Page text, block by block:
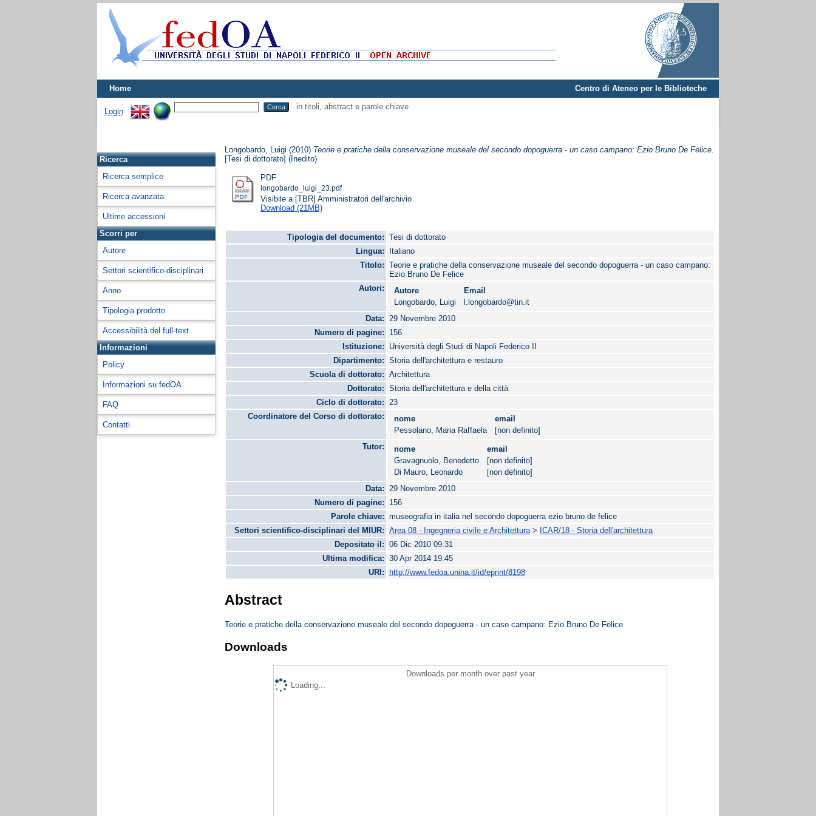
Home Centro di Ateneo per le Biblioteche
Login
in titoli, abstract e parole chiave
Ricerca
Ricerca semplice
Ricerca avanzata
Ultime accessioni
Scorri per
Autore
Settori scientifico-disciplinari
Anno
Tipologia prodotto
Accessibilità del full-text
Informazioni
Policy
Informazioni su fedOA
FAQ
Contatti
Longobardo, Luigi (2010) Teorie e pratiche della conservazione museale del secondo dopoguerra - un caso campano: Ezio Bruno De Felice.
[Tesi di dottorato] (Inedito)
PDF
longobardo_luigi_23.pdf
Visibile a [TBR] Amministratori dell'archivio
Download (21MB)
Tipologia del documento:
Tesi di dottorato
Lingua:
Italiano
Titolo:
Teorie e pratiche della conservazione museale del secondo dopoguerra - un caso campano:
Ezio Bruno De Felice
Autori:
Autore
Email
Longobardo, Luigi
l.longobardo@tin.it
Data:
29 Novembre 2010
Numero di pagine:
156
Istituzione:
Università degli Studi di Napoli Federico II
Dipartimento:
Storia dell'architettura e restauro
Scuola di dottorato:
Architettura
Dottorato:
Storia dell'architettura e della città
Ciclo di dottorato:
23
Coordinatore del Corso di dottorato:
nome
email
Pessolano, Maria Raffaela
[non definito]
Tutor:
nome
email
Gravagnuolo, Benedetto
[non definito]
Di Mauro, Leonardo
[non definito]
Data:
29 Novembre 2010
Numero di pagine:
156
Parole chiave:
museografia in italia nel secondo dopoguerra ezio bruno de felice
Settori scientifico-disciplinari del MIUR:
Area 08 - Ingegneria civile e Architettura> ICAR/18 - Storia dell'architettura
Depositato il:
06 Dic 2010 09:31
Ultima modifica:
30 Apr 2014 19:45
URI:
http://www.fedoa.unina.it/id/eprint/8198
Abstract
Teorie e pratiche della conservazione museale del secondo dopoguerra - un caso campano: Ezio Bruno De Felice
Downloads
Downloads per month over past year
Loading...